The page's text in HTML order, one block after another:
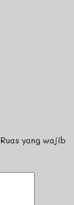
Ruas yang wajib